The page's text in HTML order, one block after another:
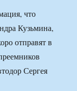
что
Кузьмина,
отправят в
Сергея